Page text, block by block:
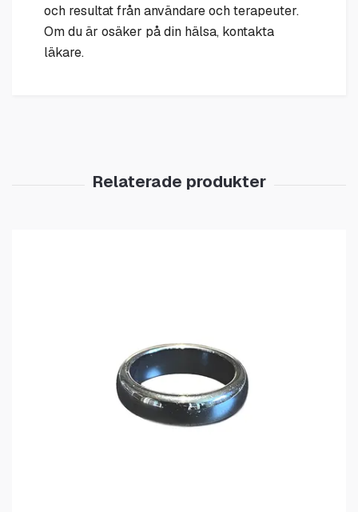
och resultat från användare och terapeuter.
Om du är osäker på din hälsa, kontakta
läkare.